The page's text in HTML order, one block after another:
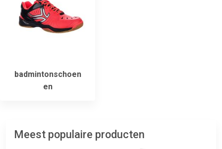
badmintonschoen
en
Meest populaire producten